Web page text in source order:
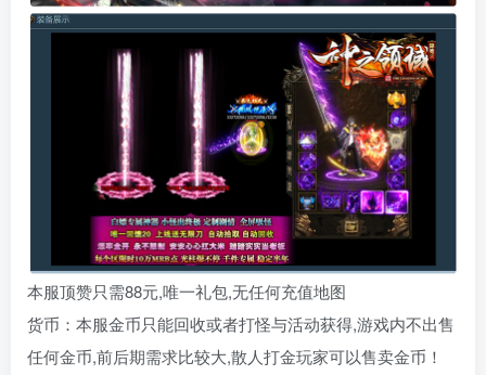
本服顶赞只需88元,唯一礼包,无任何充值地图
货币：本服金币只能回收或者打怪与活动获得,游戏内不出售
任何金币,前后期需求比较大,散人打金玩家可以售卖金币！